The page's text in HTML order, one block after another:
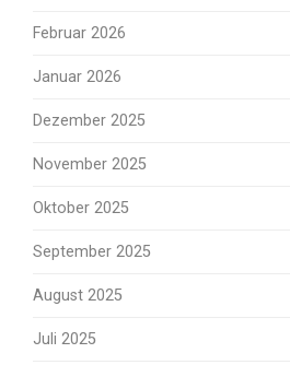
Februar 2026
Januar 2026
Dezember 2025
November 2025
Oktober 2025
September 2025
August 2025
Juli 2025